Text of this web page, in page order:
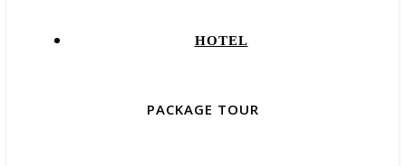
HOTEL
PACKAGE TOUR